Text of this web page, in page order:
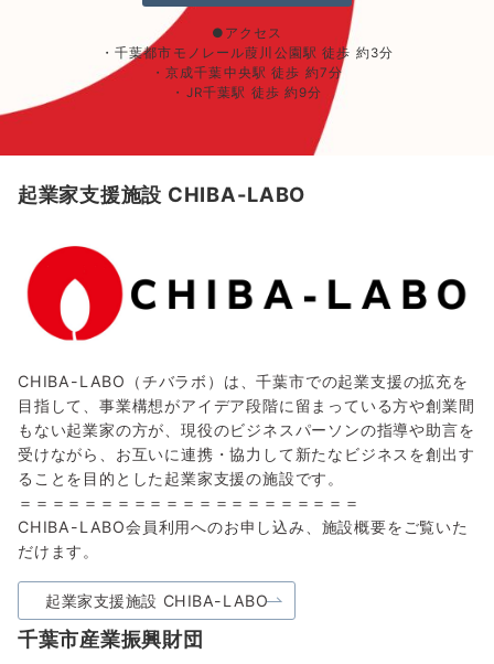
●アクセス
・千葉都市モノレール葭川公園駅 徒歩 約3分
・京成千葉中央駅 徒歩 約7分
・JR千葉駅 徒歩 約9分
起業家支援施設 CHIBA-LABO
CHIBA-LABO（チバラボ）は、千葉市での起業支援の拡充を
目指して、事業構想がアイデア段階に留まっている方や創業間
もない起業家の方が、現役のビジネスパーソンの指導や助言を
受けながら、お互いに連携・協力して新たなビジネスを創出す
ることを目的とした起業家支援の施設です。
＝＝＝＝＝＝＝＝＝＝＝＝＝＝＝＝＝＝＝＝＝
CHIBA-LABO会員利用へのお申し込み、施設概要をご覧いた
だけます。
起業家支援施設 CHIBA-LABO
千葉市産業振興財団